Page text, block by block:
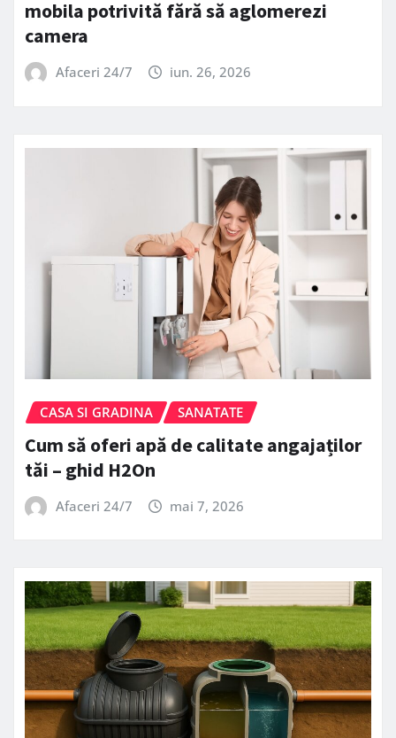
mobila potrivită fără să aglomerezi
camera
Afaceri 24/7 iun. 26, 2026
CASA SI GRADINA SANATATE
Cum să oferi apă de calitate angajaților
tăi – ghid H2On
Afaceri 24/7 mai 7, 2026